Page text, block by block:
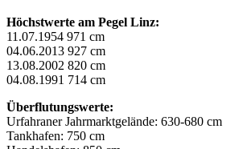
Höchstwerte am Pegel Linz:
11.07.1954 971 cm
04.06.2013 927 cm
13.08.2002 820 cm
04.08.1991 714 cm
Überflutungswerte:
Urfahraner Jahrmarktgelände: 630-680 cm
Tankhafen: 750 cm